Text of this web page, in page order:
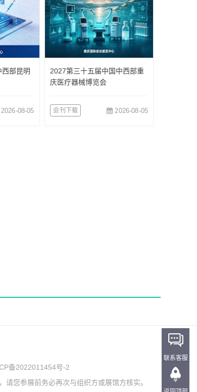
部昆明
08-05
2027第三十五届中国中西部重
庆医疗器械博览会
会刊下载 2026-08-05
备2022011454号-2
您参展前务必再次与组织方或展馆方核实。
联系客服